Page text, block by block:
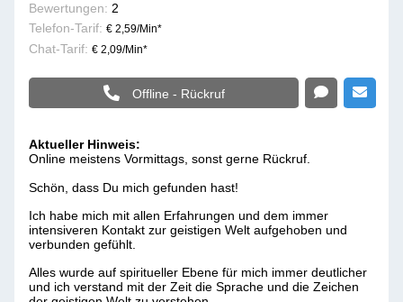
Bewertungen: 2
Telefon-Tarif: € 2,59/Min*
Chat-Tarif: € 2,09/Min*
Offline - Rückruf
Aktueller Hinweis:
Online meistens Vormittags, sonst gerne Rückruf.
Schön, dass Du mich gefunden hast!
Ich habe mich mit allen Erfahrungen und dem immer
intensiveren Kontakt zur geistigen Welt aufgehoben und
verbunden gefühlt.
Alles wurde auf spiritueller Ebene für mich immer deutlicher
und ich verstand mit der Zeit die Sprache und die Zeichen